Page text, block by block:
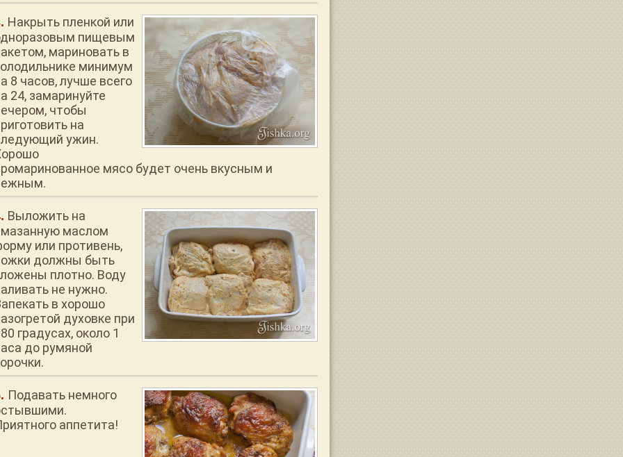
Накрыть пленкой или
пищевым
мариновать в
минимум
8 часов, лучше всего
24, замаринуйте
чтобы
на
ужин.
мясо будет очень вкусным и
Выложить на
маслом
или противень,
должны быть
плотно. Воду
не нужно.
в хорошо
духовке при
градусах, около 1
до румяной
Подавать немного
аппетита!